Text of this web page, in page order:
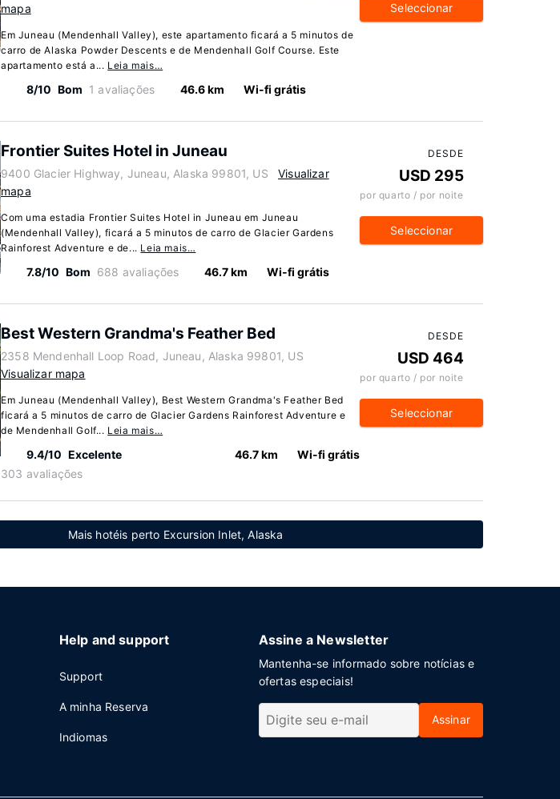
mapa
Em Juneau (Mendenhall Valley), este apartamento ficará a 5 minutos de
carro de Alaska Powder Descents e de Mendenhall Golf Course. Este
apartamento está a... Leia mais…
8/10 Bom 1 avaliações 46.6 km Wi-fi grátis
Seleccionar
Frontier Suites Hotel in Juneau
9400 Glacier Highway, Juneau, Alaska 99801, US
Visualizar
mapa
Com uma estadia Frontier Suites Hotel in Juneau em Juneau
(Mendenhall Valley), ficará a 5 minutos de carro de Glacier Gardens
Rainforest Adventure e de... Leia mais…
7.8/10 Bom 688 avaliações 46.7 km Wi-fi grátis
DESDE
USD 295
por quarto / por noite
Seleccionar
Best Western Grandma's Feather Bed
2358 Mendenhall Loop Road, Juneau, Alaska 99801, US
Visualizar mapa
Em Juneau (Mendenhall Valley), Best Western Grandma's Feather Bed
ficará a 5 minutos de carro de Glacier Gardens Rainforest Adventure e
de Mendenhall Golf... Leia mais…
9.4/10 Excelente
303 avaliações
46.7 km Wi-fi grátis
DESDE
USD 464
por quarto / por noite
Seleccionar
Mais hotéis perto Excursion Inlet, Alaska
Help and support
Support
A minha Reserva
Indiomas
Assine a Newsletter
Mantenha-se informado sobre notícias e
ofertas especiais!
Assinar